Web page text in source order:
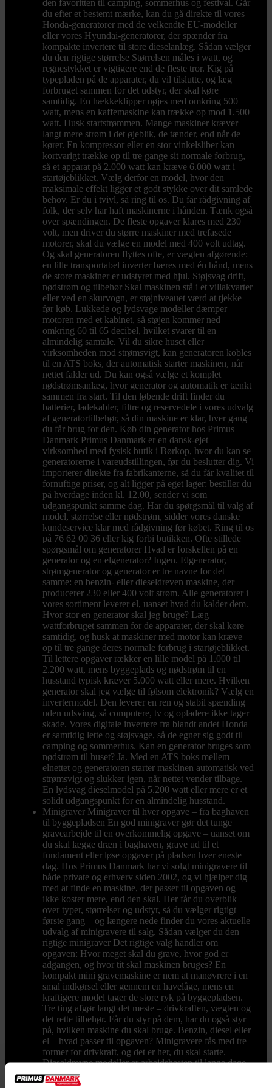
den favoritten til camping, sommerhus og festival. Går
du efter et bestemt mærke, kan du gå direkte til vores
Honda-generatorer med de velkendte EU-modeller
eller vores Hyundai-generatorer, der spænder fra
kompakte invertere til store dieselanlæg. Sådan vælger
du den rigtige størrelse Størrelsen måles i watt, og
regnestykket er vigtigere end de fleste tror. Kig på
typepladen på de apparater, du vil tilslutte, og læg
forbruget sammen for det udstyr, der skal køre
samtidig. En hækkeklipper nøjes med omkring 500
watt, mens en kaffemaskine kan trække op mod 1.500
watt. Husk startstrømmen. Mange maskiner kræver
langt mere strøm i det øjeblik, de tænder, end når de
kører. En kompressor eller en stor vinkelsliber kan
kortvarigt trække op til tre gange sit normale forbrug,
så et apparat på 2.000 watt kan kræve 6.000 watt i
startøjeblikket. Vælg derfor en model, hvor den
maksimale effekt ligger et godt stykke over dit samlede
behov. Er du i tvivl, så ring til os. Du får rådgivning af
folk, der selv har haft maskinerne i hånden. Tænk også
over spændingen. De fleste opgaver klares med 230
volt, men driver du større maskiner med trefasede
motorer, skal du vælge en model med 400 volt udtag.
Og skal generatoren flyttes ofte, er vægten afgørende:
en lille transportabel inverter bæres med én hånd, mens
de store maskiner er udstyret med hjul. Støjsvag drift,
nødstrøm og tilbehør Skal maskinen stå i et villakvarter
eller ved en skurvogn, er støjniveauet værd at tjekke
før køb. Lukkede og lydsvage modeller dæmper
motoren med et kabinet, så støjen kommer ned
omkring 60 til 65 decibel, hvilket svarer til en
almindelig samtale. Vil du sikre huset eller
virksomheden mod strømsvigt, kan generatoren kobles
til en ATS boks, der automatisk starter maskinen, når
nettet falder ud. Du kan også vælge et komplet
nødstrømsanlæg, hvor generator og automatik er tænkt
sammen fra start. Til den løbende drift finder du
batterier, ladekabler, filtre og reservedele i vores udvalg
af generatortilbehør, så din maskine er klar, hver gang
du får brug for den. Køb din generator hos Primus
Danmark Primus Danmark er en dansk-ejet
virksomhed med fysisk butik i Børkop, hvor du kan se
generatorerne i vareudstillingen, før du beslutter dig. Vi
importerer direkte fra fabrikanterne, så du får kvalitet til
fornuftige priser, og alt ligger på eget lager: bestiller du
på hverdage inden kl. 12.00, sender vi som
udgangspunkt samme dag. Har du spørgsmål til valg af
model, størrelse eller nødstrøm, sidder vores danske
kundeservice klar med rådgivning før købet. Ring til os
på 76 62 00 36 eller kig forbi butikken. Ofte stillede
spørgsmål om generatorer Hvad er forskellen på en
generator og en elgenerator? Ingen. Elgenerator,
strømgenerator og generator er tre navne for det
samme: en benzin- eller dieseldreven maskine, der
producerer 230 eller 400 volt strøm. Alle generatorer i
vores sortiment leverer el, uanset hvad du kalder dem.
Hvor stor en generator skal jeg bruge? Læg
wattforbruget sammen for de apparater, der skal køre
samtidig, og husk at maskiner med motor kan kræve
op til tre gange deres normale forbrug i startøjeblikket.
Til lettere opgaver rækker en lille model på 1.000 til
2.200 watt, mens byggeplads og nødstrøm til en
husstand typisk kræver 5.000 watt eller mere. Hvilken
generator skal jeg vælge til følsom elektronik? Vælg en
invertermodel. Den leverer en ren og stabil spænding
uden udsving, så computere, tv og opladere ikke tager
skade. Vores digitale invertere fra blandt andet Honda
er samtidig lette og støjsvage, så de egner sig godt til
camping og sommerhus. Kan en generator bruges som
nødstrøm til huset? Ja. Med en ATS boks mellem
elnettet og generatoren starter maskinen automatisk ved
strømsvigt og slukker igen, når nettet vender tilbage.
En lydsvag dieselmodel på 5.200 watt eller mere er et
solidt udgangspunkt for en almindelig husstand.
Minigraver Minigraver til hver opgave – fra baghaven
til byggepladsen En god minigraver gør det tunge
gravearbejde til en overkommelig opgave – uanset om
du skal lægge dræn i baghaven, grave ud til et
fundament eller løse opgaver på pladsen hver eneste
dag. Hos Primus Danmark har vi solgt minigravere til
både private og erhverv siden 2002, og vi hjælper dig
med at finde en maskine, der passer til opgaven og
ikke koster mere, end den skal. Her får du overblik
over typer, størrelser og udstyr, så du vælger rigtigt
første gang – og længere nede finder du vores aktuelle
udvalg af minigravere til salg. Sådan vælger du den
rigtige minigraver Det rigtige valg handler om
opgaven: Hvor meget skal du grave, hvor god er
adgangen, og hvor tit skal maskinen bruges? En
kompakt mini gravemaskine er nem at manøvrere i en
smal indkørsel eller gennem en havelåge, mens en
kraftigere model tager de store ryk på byggepladsen.
Tre ting afgør langt det meste – drivkraften, vægten og
det rette tilbehør. Får du styr på dem, har du også styr
på, hvilken maskine du skal bruge. Benzin, diesel eller
el – hvad passer til opgaven? Minigravere fås med tre
former for drivkraft, og det er her, du skal starte.
Dieseldrevne modeller er arbejdshesten til lange dage
og tunge opgaver – driftssikre og med masser af
moment fra anerkendte dieselmotorer. Skal maskinen